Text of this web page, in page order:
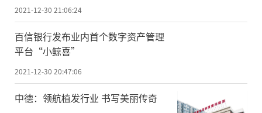
2021-12-30 21:06:24
百信银行发布业内首个数字资产管理
平台“小鲸喜”
2021-12-30 20:47:06
中德：领航植发行业 书写美丽传奇